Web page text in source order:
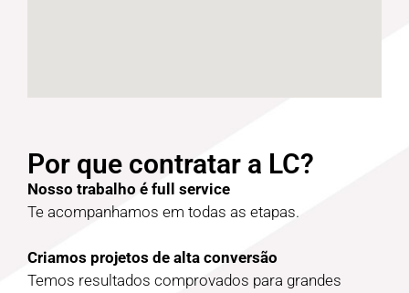
Por que contratar a LC?
Nosso trabalho é full service
Te acompanhamos em todas as etapas.
Criamos projetos de alta conversão
Temos resultados comprovados para grandes